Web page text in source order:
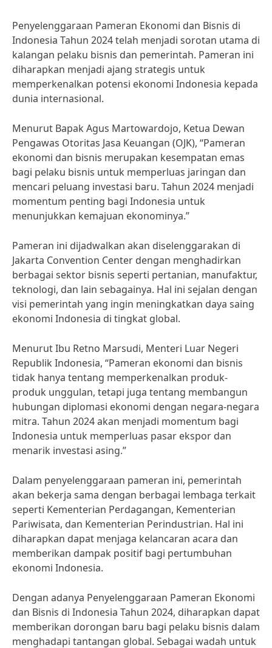
Penyelenggaraan Pameran Ekonomi dan Bisnis di
Indonesia Tahun 2024 telah menjadi sorotan utama di
kalangan pelaku bisnis dan pemerintah. Pameran ini
diharapkan menjadi ajang strategis untuk
memperkenalkan potensi ekonomi Indonesia kepada
dunia internasional.
Menurut Bapak Agus Martowardojo, Ketua Dewan
Pengawas Otoritas Jasa Keuangan (OJK), “Pameran
ekonomi dan bisnis merupakan kesempatan emas
bagi pelaku bisnis untuk memperluas jaringan dan
mencari peluang investasi baru. Tahun 2024 menjadi
momentum penting bagi Indonesia untuk
menunjukkan kemajuan ekonominya.”
Pameran ini dijadwalkan akan diselenggarakan di
Jakarta Convention Center dengan menghadirkan
berbagai sektor bisnis seperti pertanian, manufaktur,
teknologi, dan lain sebagainya. Hal ini sejalan dengan
visi pemerintah yang ingin meningkatkan daya saing
ekonomi Indonesia di tingkat global.
Menurut Ibu Retno Marsudi, Menteri Luar Negeri
Republik Indonesia, “Pameran ekonomi dan bisnis
tidak hanya tentang memperkenalkan produk-
produk unggulan, tetapi juga tentang membangun
hubungan diplomasi ekonomi dengan negara-negara
mitra. Tahun 2024 akan menjadi momentum bagi
Indonesia untuk memperluas pasar ekspor dan
menarik investasi asing.”
Dalam penyelenggaraan pameran ini, pemerintah
akan bekerja sama dengan berbagai lembaga terkait
seperti Kementerian Perdagangan, Kementerian
Pariwisata, dan Kementerian Perindustrian. Hal ini
diharapkan dapat menjaga kelancaran acara dan
memberikan dampak positif bagi pertumbuhan
ekonomi Indonesia.
Dengan adanya Penyelenggaraan Pameran Ekonomi
dan Bisnis di Indonesia Tahun 2024, diharapkan dapat
memberikan dorongan baru bagi pelaku bisnis dalam
menghadapi tantangan global. Sebagai wadah untuk